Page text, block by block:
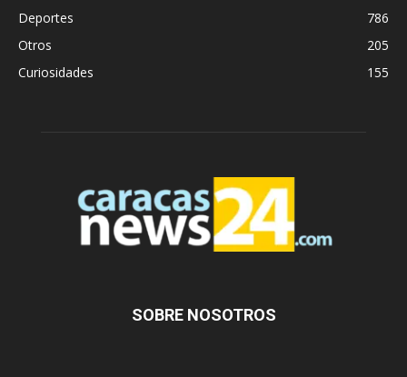
Deportes
786
Otros
205
Curiosidades
155
SOBRE NOSOTROS